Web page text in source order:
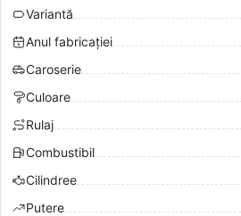
Variantă
Anul fabricației
Caroserie
Culoare
Rulaj
Combustibil
Cilindree
Putere